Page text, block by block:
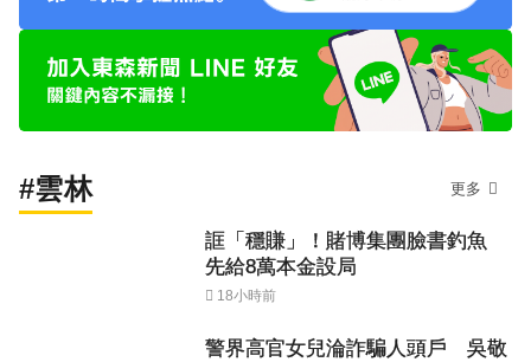
#雲林 更多
誆「穩賺」！賭博集團臉書釣魚
先給8萬本金設局
18小時前
警界高官女兒淪詐騙人頭戶 吳敬